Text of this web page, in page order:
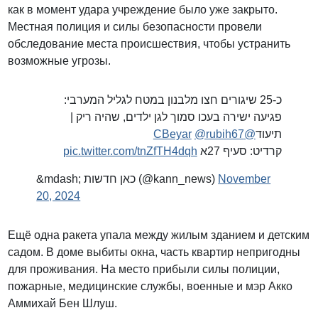
как в момент удара учреждение было уже закрыто.
Местная полиция и силы безопасности провели
обследование места происшествия, чтобы устранить
возможные угрозы.
כ-25 שיגורים חצו מלבנון במטח לגליל המערבי:
פגיעה ישירה בעכו סמוך לגן ילדים, שהיה ריק |
תיעוד@CBeyar
@rubih67
קרדיט: סעיף 27א
pic.twitter.com/tnZfTH4dqh
&mdash; כאן חדשות (@kann_news) November
20, 2024
Ещё одна ракета упала между жилым зданием и детским
садом. В доме выбиты окна, часть квартир непригодны
для проживания. На место прибыли силы полиции,
пожарные, медицинские службы, военные и мэр Акко
Аммихай Бен Шлуш.